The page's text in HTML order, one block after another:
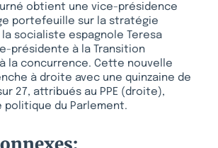
obtient une vice-présidence
portefeuille sur la stratégie
socialiste espagnole Teresa
présidente à la Transition
la concurrence. Cette nouvelle
à droite avec une quinzaine de
27, attribués au PPE (droite),
politique du Parlement.